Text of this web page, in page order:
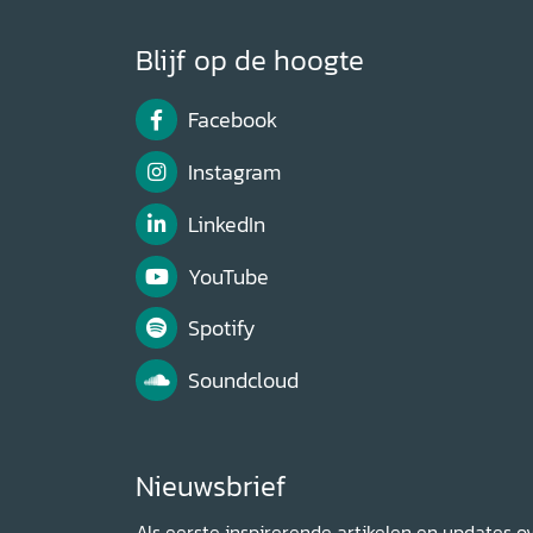
Blijf op de hoogte
Facebook
Instagram
LinkedIn
YouTube
Spotify
Soundcloud
Nieuwsbrief